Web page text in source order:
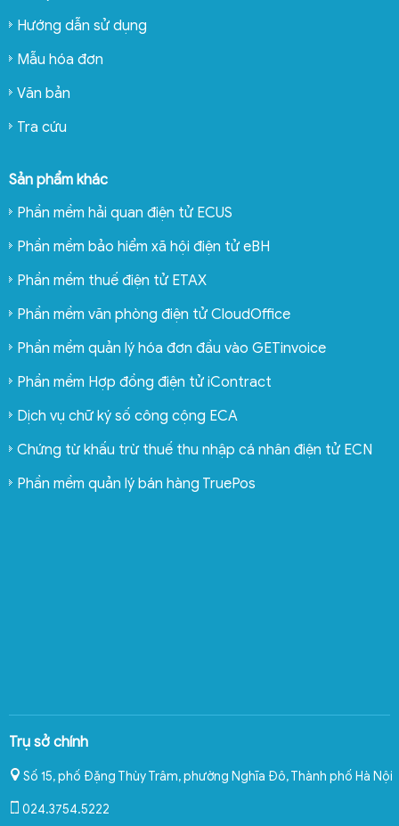
Hướng dẫn sử dụng
Mẫu hóa đơn
Văn bản
Tra cứu
Sản phẩm khác
Phần mềm hải quan điện tử ECUS
Phần mềm bảo hiểm xã hội điện tử eBH
Phần mềm thuế điện tử ETAX
Phần mềm văn phòng điện tử CloudOffice
Phần mềm quản lý hóa đơn đầu vào GETinvoice
Phần mềm Hợp đồng điện tử iContract
Dịch vụ chữ ký số công cộng ECA
Chứng từ khấu trừ thuế thu nhập cá nhân điện tử ECN
Phần mềm quản lý bán hàng TruePos
Trụ sở chính
Số 15, phố Đặng Thùy Trâm, phường Nghĩa Đô,Thành phố Hà Nội
024.3754.5222